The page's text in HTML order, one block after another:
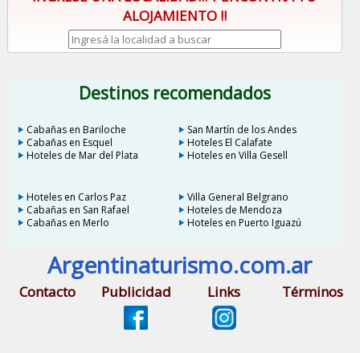
ALOJAMIENTO !!
Destinos recomendados
Cabañas en Bariloche
San Martín de los Andes
Cabañas en Esquel
Hoteles El Calafate
Hoteles de Mar del Plata
Hoteles en Villa Gesell
Hoteles en Carlos Paz
Villa General Belgrano
Cabañas en San Rafael
Hoteles de Mendoza
Cabañas en Merlo
Hoteles en Puerto Iguazú
Argentinaturismo.com.ar
Contacto Publicidad Links Términos